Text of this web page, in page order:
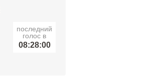
последний
голос в
08:28:00